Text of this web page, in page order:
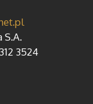
S.A.
3524